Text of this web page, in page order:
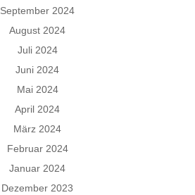
September 2024
August 2024
Juli 2024
Juni 2024
Mai 2024
April 2024
März 2024
Februar 2024
Januar 2024
Dezember 2023